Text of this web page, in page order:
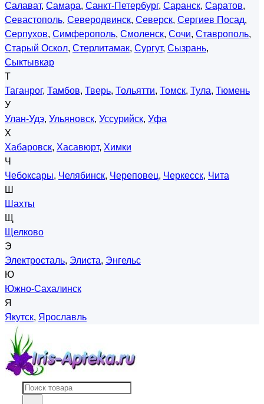
Салават, Самара, Санкт-Петербург, Саранск, Саратов,
Севастополь, Северодвинск, Северск, Сергиев Посад,
Серпухов, Симферополь, Смоленск, Сочи, Ставрополь,
Старый Оскол, Стерлитамак, Сургут, Сызрань,
Сыктывкар
Т
Таганрог, Тамбов, Тверь, Тольятти, Томск, Тула, Тюмень
У
Улан-Удэ, Ульяновск, Уссурийск, Уфа
Х
Хабаровск, Хасавюрт, Химки
Ч
Чебоксары, Челябинск, Череповец, Черкесск, Чита
Ш
Шахты
Щ
Щелково
Э
Электросталь, Элиста, Энгельс
Ю
Южно-Сахалинск
Я
Якутск, Ярославль